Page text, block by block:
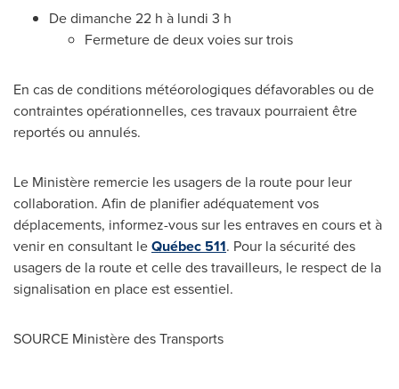
De dimanche 22 h à lundi 3 h
Fermeture de deux voies sur trois
En cas de conditions météorologiques défavorables ou de
contraintes opérationnelles, ces travaux pourraient être
reportés ou annulés.
Le Ministère remercie les usagers de la route pour leur
collaboration. Afin de planifier adéquatement vos
déplacements, informez-vous sur les entraves en cours et à
venir en consultant leQuébec 511. Pour la sécurité des
usagers de la route et celle des travailleurs, le respect de la
signalisation en place est essentiel.
SOURCE Ministère des Transports